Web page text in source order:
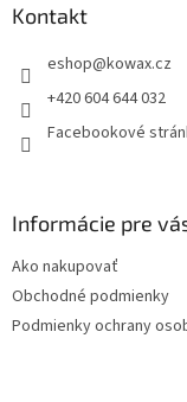
Kontakt
eshop@kowax.cz
+420 604 644 032
Facebookové
Informácie pre
Ako nakupovať
Obchodné podmienky
Podmienky ochrany